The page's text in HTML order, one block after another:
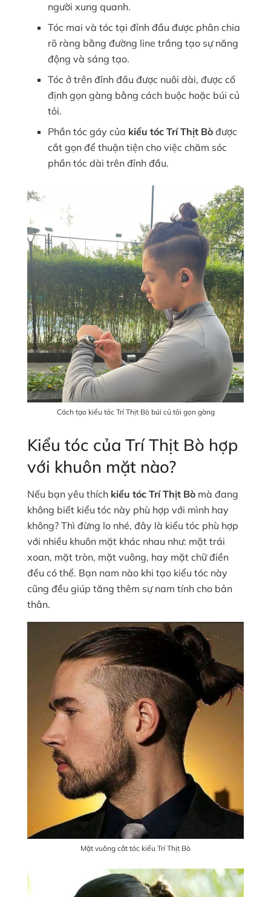
người xung quanh.
Tóc mai và tóc tại đỉnh đầu được phân chia
rõ ràng bằng đường line trắng tạo sự năng
động và sáng tạo.
Tóc ở trên đỉnh đầu được nuôi dài, được cố
định gọn gàng bằng cách buộc hoặc búi củ
tỏi.
Phần tóc gáy của kiểu tóc Trí Thịt Bò được
cắt gọn để thuận tiện cho việc chăm sóc
phần tóc dài trên đỉnh đầu.
Cách tạo kiểu tóc Trí Thịt Bò búi củ tỏi gọn gàng
Kiểu tóc của Trí Thịt Bò hợp
với khuôn mặt nào?
Nếu bạn yêu thích kiểu tóc Trí Thịt Bò mà đang
không biết kiểu tóc này phù hợp với mình hay
không? Thì đừng lo nhé, đây là kiểu tóc phù hợp
với nhiều khuôn mặt khác nhau như: mặt trái
xoan, mặt tròn, mặt vuông, hay mặt chữ điền
đều có thể. Bạn nam nào khi tạo kiểu tóc này
cũng đều giúp tăng thêm sự nam tính cho bản
thân.
Mặt vuông cắt tóc kiểu Trí Thịt Bò